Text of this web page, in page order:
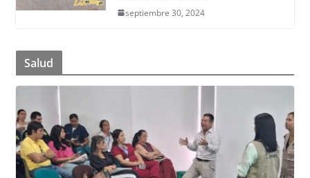
septiembre 30, 2024
Salud